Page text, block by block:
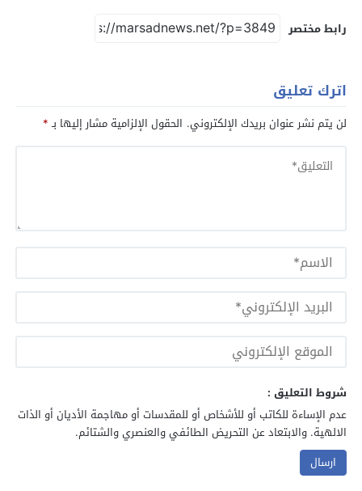
رابط مختصر
اترك تعليق
لن يتم نشر عنوان بريدك الإلكتروني. الحقول الإلزامية مشار إليها بـ*
شروط التعليق :
عدم الإساءة للكاتب أو للأشخاص أو للمقدسات أو مهاجمة الأديان أو الذات
الالهية. والابتعاد عن التحريض الطائفي والعنصري والشتائم.